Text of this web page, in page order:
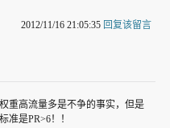
2012/11/16 21:05:35 回复该留言
重高流量多是不争的事实，但是
准是PR>6！！